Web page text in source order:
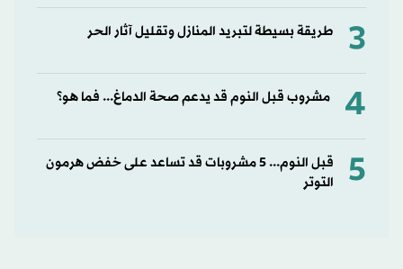
3 طريقة بسيطة لتبريد المنازل وتقليل آثار الحر
4 مشروب قبل النوم قد يدعم صحة الدماغ... فما هو؟
5
قبل النوم... 5 مشروبات قد تساعد على خفض هرمون
التوتر